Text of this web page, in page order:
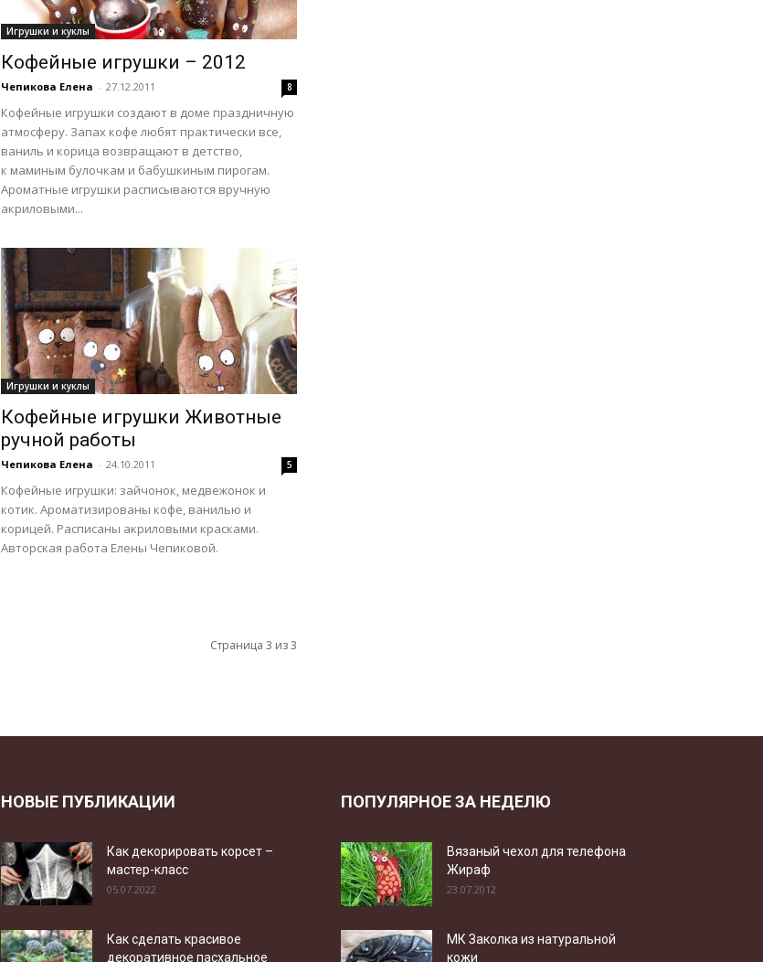
Игрушки и куклы
Кофейные игрушки – 2012
Чепикова Елена - 27.12.2011 8
Кофейные игрушки создают в доме праздничную
атмосферу. Запах кофе любят практически все,
ваниль и корица возвращают в детство,
к маминым булочкам и бабушкиным пирогам.
Ароматные игрушки расписываются вручную
акриловыми...
Игрушки и куклы
Кофейные игрушки Животные
ручной работы
Чепикова Елена - 24.10.2011 5
Кофейные игрушки: зайчонок, медвежонок и
котик. Ароматизированы кофе, ванилью и
корицей. Расписаны акриловыми красками.
Авторская работа Елены Чепиковой.
Страница 3 из 3
НОВЫЕ ПУБЛИКАЦИИ
Как декорировать корсет –
мастер-класс
05.07.2022
Как сделать красивое
декоративное пасхальное
ПОПУЛЯРНОЕ ЗА НЕДЕЛЮ
Вязаный чехол для телефона
Жираф
23.07.2012
МК Заколка из натуральной
кожи